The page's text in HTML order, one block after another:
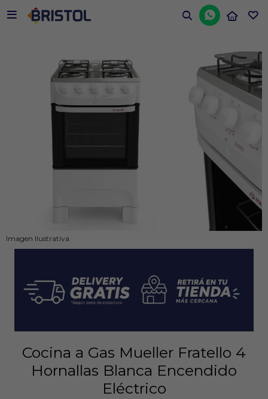


Imagen Ilustrativa
Cocina a Gas Mueller Fratello 4
Hornallas Blanca Encendido
Eléctrico